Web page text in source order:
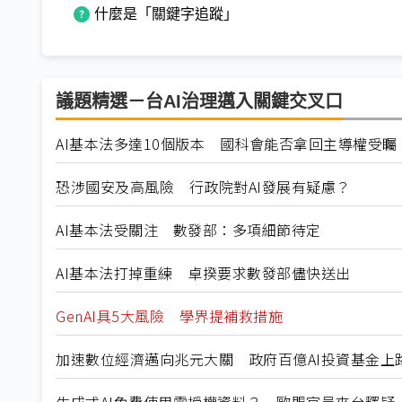
什麼是「關鍵字追蹤」
議題精選－台AI治理邁入關鍵交叉口
AI基本法多達10個版本 國科會能否拿回主導權受矚
恐涉國安及高風險 行政院對AI發展有疑慮？
AI基本法受關注 數發部：多項細節待定
AI基本法打掉重練 卓揆要求數發部儘快送出
GenAI具5大風險 學界提補救措施
加速數位經濟邁向兆元大關 政府百億AI投資基金上